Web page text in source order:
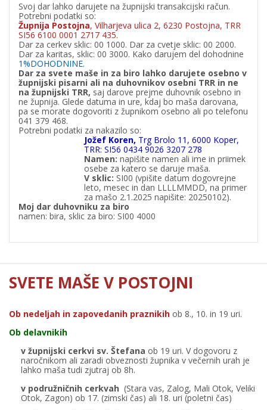
Svoj dar lahko darujete na župnijski transakcijski račun.
Potrebni podatki so:
Župnija Postojna, Vilharjeva ulica 2, 6230 Postojna, TRR
SI56 6100 0001 2717 435.
Dar za cerkev sklic: 00 1000. Dar za cvetje sklic: 00 2000.
Dar za karitas, sklic: 00 3000. Kako darujem del dohodnine
1%DOHODNINE.
Dar za svete maše in za biro lahko darujete osebno v
župnijski pisarni ali na duhovnikov osebni TRR in ne
na župnijski TRR, saj darove prejme duhovnik osebno in
ne župnija. Glede datuma in ure, kdaj bo maša darovana,
pa se morate dogovoriti z župnikom osebno ali po telefonu
041 379 468.
Potrebni podatki za nakazilo so:
Jožef Koren, Trg Brolo 11, 6000 Koper,
TRR: SI56 0434 9026 3207 278
Namen: napišite namen ali ime in priimek
osebe za katero se daruje maša.
V sklic: SI00 (vpišite datum dogovrejne
leto, mesec in dan LLLLMMDD, na primer
za mašo 2.1.2025 napišite: 20250102).
Moj dar duhovniku za biro
namen: bira, sklic za biro: SI00 4000
SVETE MAŠE V POSTOJNI
Ob nedeljah in zapovedanih praznikih ob 8., 10. in 19 uri.
Ob delavnikih
v župnijski cerkvi sv. Štefana ob 19 uri. V dogovoru z
naročnikom ali zaradi obveznosti župnika v večernih urah je
lahko maša tudi zjutraj ob 8h.
v podružničnih cerkvah (Stara vas, Zalog, Mali Otok, Veliki
Otok, Zagon) ob 17. (zimski čas) ali 18. uri (poletni čas)